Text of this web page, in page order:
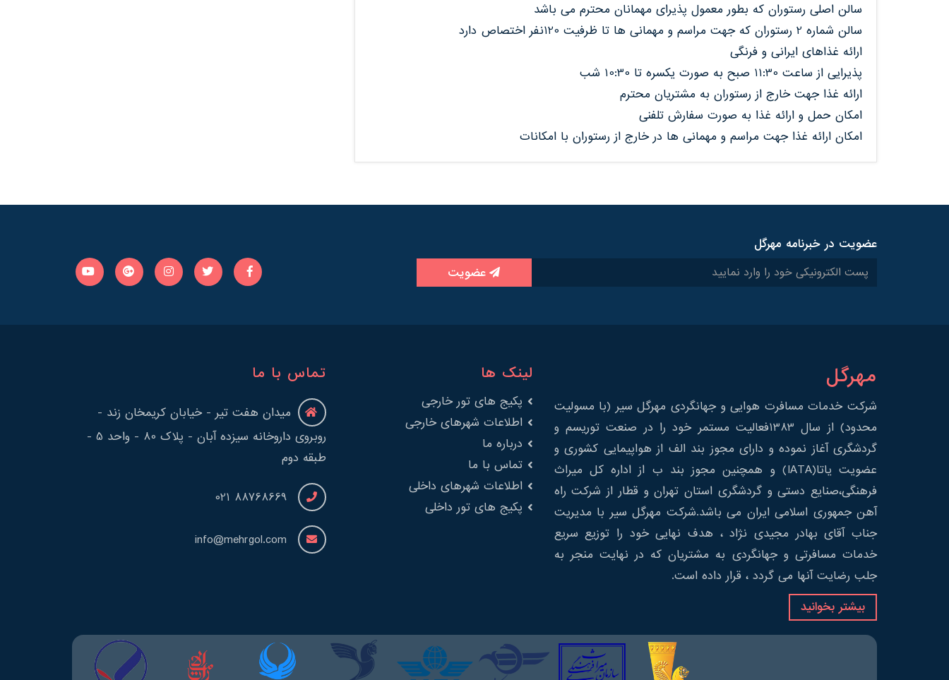
سالن اصلی رستوران که بطور معمول پذیرای مهمانان محترم می باشد
سالن شماره 2 رستوران که جهت مراسم و مهمانی ها تا ظرفیت 120نفر اختصاص دارد
ارائه غذاهای ایرانی و فرنگی
پذیرایی از ساعت 11:30 صبح به صورت یکسره تا 10:30 شب
ارائه غذا جهت خارج از رستوران به مشتریان محترم
امکان حمل و ارائه غذا به صورت سفارش تلفنی
امکان ارائه غذا جهت مراسم و مهمانی ها در خارج از رستوران با امکانات
عضویت در خبرنامه مهرگل
عضویت
مهرگل
شرکت خدمات مسافرت هوایی و جهانگردی مهرگل سیر (با مسولیت
محدود) از سال 1383فعالیت مستمر خود را در صنعت توریسم و
گردشگری آغاز نموده و دارای مجوز بند الف از هواپیمایی کشوری و
عضویت یاتا(IATA) و همچنین مجوز بند ب از اداره کل میراث
فرهنگی،صنایع دستی و گردشگری استان تهران و قطار از شرکت راه
آهن جمهوری اسلامی ایران می باشد.شرکت مهرگل سیر با مدیریت
جناب آقای بهادر مجیدی نژاد ، هدف نهایی خود را توزیع سریع
خدمات مسافرتی و جهانگردی به مشتریان که در نهایت منجر به
جلب رضایت آنها می گردد ، قرار داده است.
بیشتر بخوانید
لینک ها
پکیج های تور خارجی
اطلاعات شهرهای خارجی
درباره ما
تماس با ما
اطلاعات شهرهای داخلی
پکیج های تور داخلی
تماس با ما
میدان هفت تیر - خیابان کریمخان زند -
روبروی داروخانه سیزده آبان - پلاک 80 - واحد 5 -
طبقه دوم